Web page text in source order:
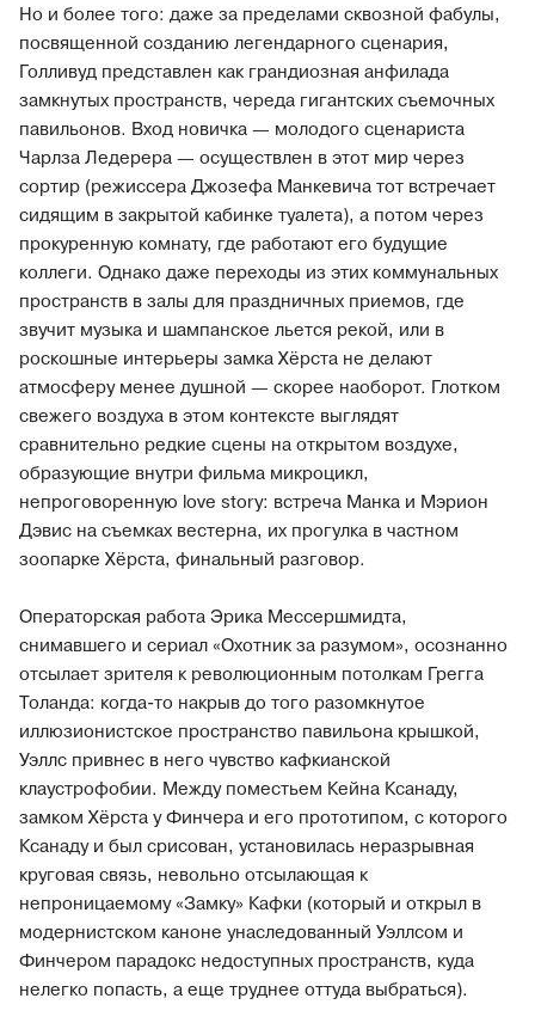
Но и более того: даже за пределами сквозной фабулы,
посвященной созданию легендарного сценария,
Голливуд представлен как грандиозная анфилада
замкнутых пространств, череда гигантских съемочных
павильонов. Вход новичка — молодого сценариста
Чарлза Ледерера — осуществлен в этот мир через
сортир (режиссера Джозефа Манкевича тот встречает
сидящим в закрытой кабинке туалета), а потом через
прокуренную комнату, где работают его будущие
коллеги. Однако даже переходы из этих коммунальных
пространств в залы для праздничных приемов, где
звучит музыка и шампанское льется рекой, или в
роскошные интерьеры замка Хёрста не делают
атмосферу менее душной — скорее наоборот. Глотком
свежего воздуха в этом контексте выглядят
сравнительно редкие сцены на открытом воздухе,
образующие внутри фильма микроцикл,
непроговоренную love story: встреча Манка и Мэрион
Дэвис на съемках вестерна, их прогулка в частном
зоопарке Хёрста, финальный разговор.
Операторская работа Эрика Мессершмидта,
снимавшего и сериал «Охотник за разумом», осознанно
отсылает зрителя к революционным потолкам Грегга
Толанда: когда-то накрыв до того разомкнутое
иллюзионистское пространство павильона крышкой,
Уэллс привнес в него чувство кафкианской
клаустрофобии. Между поместьем Кейна Ксанаду,
замком Хёрста у Финчера и его прототипом, с которого
Ксанаду и был срисован, установилась неразрывная
круговая связь, невольно отсылающая к
непроницаемому «Замку» Кафки (который и открыл в
модернистском каноне унаследованный Уэллсом и
Финчером парадокс недоступных пространств, куда
нелегко попасть, а еще труднее оттуда выбраться).